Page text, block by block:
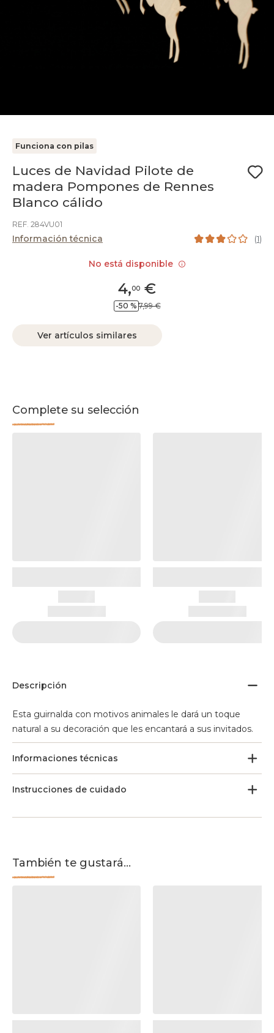
Funciona con pilas
Luces de Navidad Pilote de
madera Pompones de Rennes
Blanco cálido
REF. 284VU01
Información técnica (1)
4,00 €
-50 % 7,99 €
Ver artículos similares
Complete su selección
Descripción
Esta guirnalda con motivos animales le dará un toque
natural a su decoración que les encantará a sus invitados.
Informaciones técnicas
Instrucciones de cuidado
También te gustará...